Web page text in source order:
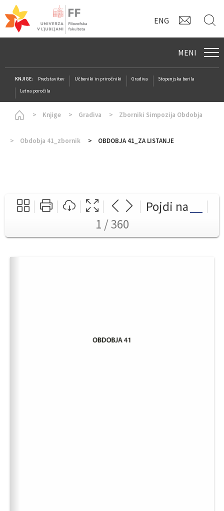
ENG
MENI
KNJIGE: Predstavitev Učbeniki in priročniki Gradiva
Stopenjska berila
Letna poročila
Homepage
Knjige Gradiva Zborniki Simpozija Obdobja
Obdobja 41_zbornik OBDOBJA 41_ZA LISTANJE
Pojdi na
1 / 360